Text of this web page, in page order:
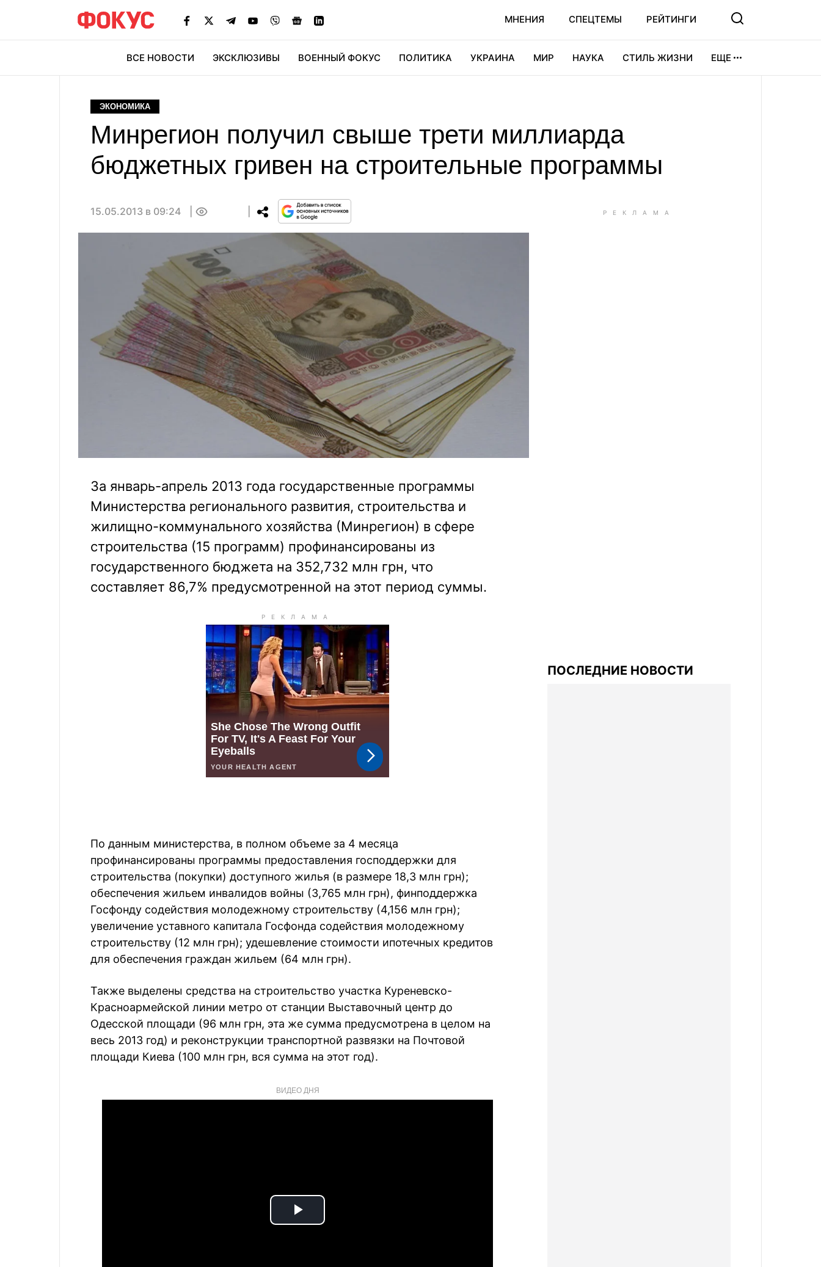
МНЕНИЯ СПЕЦТЕМЫ РЕЙТИНГИ
ВСЕ НОВОСТИ ЭКСКЛЮЗИВЫ ВОЕННЫЙ ФОКУС ПОЛИТИКА УКРАИНА МИР НАУКА СТИЛЬ ЖИЗНИ ЕЩЕ
ЭКОНОМИКА
Минрегион получил свыше трети миллиарда
бюджетных гривен на строительные программы
15.05.2013 в 09:24
За январь-апрель 2013 года государственные программы
Министерства регионального развития, строительства и
жилищно-коммунального хозяйства (Минрегион) в сфере
строительства (15 программ) профинансированы из
государственного бюджета на 352,732 млн грн, что
составляет 86,7% предусмотренной на этот период суммы.
По данным министерства, в полном объеме за 4 месяца
профинансированы программы предоставления господдержки для
строительства (покупки) доступного жилья (в размере 18,3 млн грн);
обеспечения жильем инвалидов войны (3,765 млн грн), финподдержка
Госфонду содействия молодежному строительству (4,156 млн грн);
увеличение уставного капитала Госфонда содействия молодежному
строительству (12 млн грн); удешевление стоимости ипотечных кредитов
для обеспечения граждан жильем (64 млн грн).
Также выделены средства на строительство участка Куреневско-
Красноармейской линии метро от станции Выставочный центр до
Одесской площади (96 млн грн, эта же сумма предусмотрена в целом на
весь 2013 год) и реконструкции транспортной развязки на Почтовой
площади Киева (100 млн грн, вся сумма на этот год).
ВИДЕО ДНЯ
Play
ПОСЛЕДНИЕ НОВОСТИ